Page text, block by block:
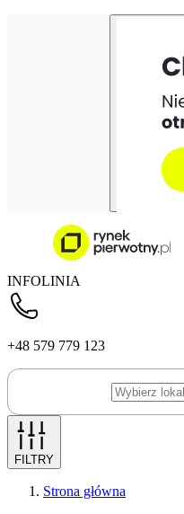
INFOLINIA
+48 579 779 123
FILTRY
Strona główna